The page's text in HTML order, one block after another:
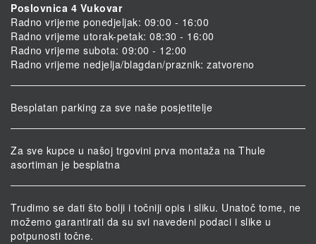
Poslovnica 4 Vukovar
Radno vrijeme ponedjeljak: 09:00 - 16:00
Radno vrijeme utorak-petak: 08:30 - 16:00
Radno vrijeme subota: 09:00 - 12:00
Radno vrijeme nedjelja/blagdan/praznik: zatvoreno
Besplatan parking za sve naše posjetitelje
Za sve kupce u našoj trgovini prva montaža na Thule
asortiman je besplatna
Trudimo se dati što bolji i točniji opis i sliku. Unatoč tome, ne
možemo garantirati da su svi navedeni podaci i slike u
potpunosti točne.